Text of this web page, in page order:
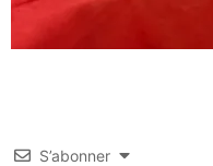
S’abonner